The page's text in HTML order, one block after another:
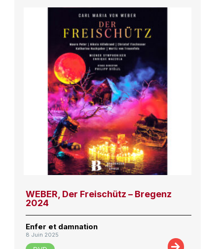
WEBER, Der Freischütz – Bregenz
2024
Enfer et damnation
8 Juin 2025